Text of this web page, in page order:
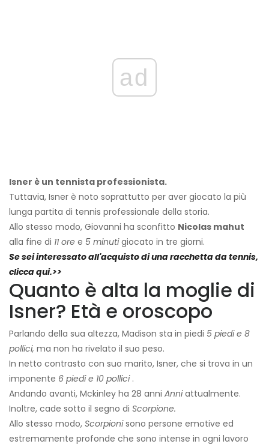
ad
Isner è un tennista professionista.
Tuttavia, Isner è noto soprattutto per aver giocato la più
lunga partita di tennis professionale della storia.
Allo stesso modo, Giovanni ha sconfitto Nicolas mahut
alla fine di 11 ore e 5 minutigiocato in tre giorni.
Se sei interessato all'acquisto di una racchetta da tennis,
clicca qui.>>
Quanto è alta la moglie di
Isner? Età e oroscopo
Parlando della sua altezza, Madison sta in piedi 5 piedi e 8
pollici, ma non ha rivelato il suo peso.
In netto contrasto con suo marito, Isner, che si trova in un
imponente 6 piedi e 10 pollici.
Andando avanti, Mckinley ha 28 anni Anniattualmente.
Inoltre, cade sotto il segno di Scorpione.
Allo stesso modo, Scorpionisono persone emotive ed
estremamente profonde che sono intense in ogni lavoro